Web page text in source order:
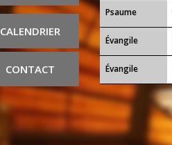
CALENDRIER
CONTACT
Psaume
Évangile
Évangile